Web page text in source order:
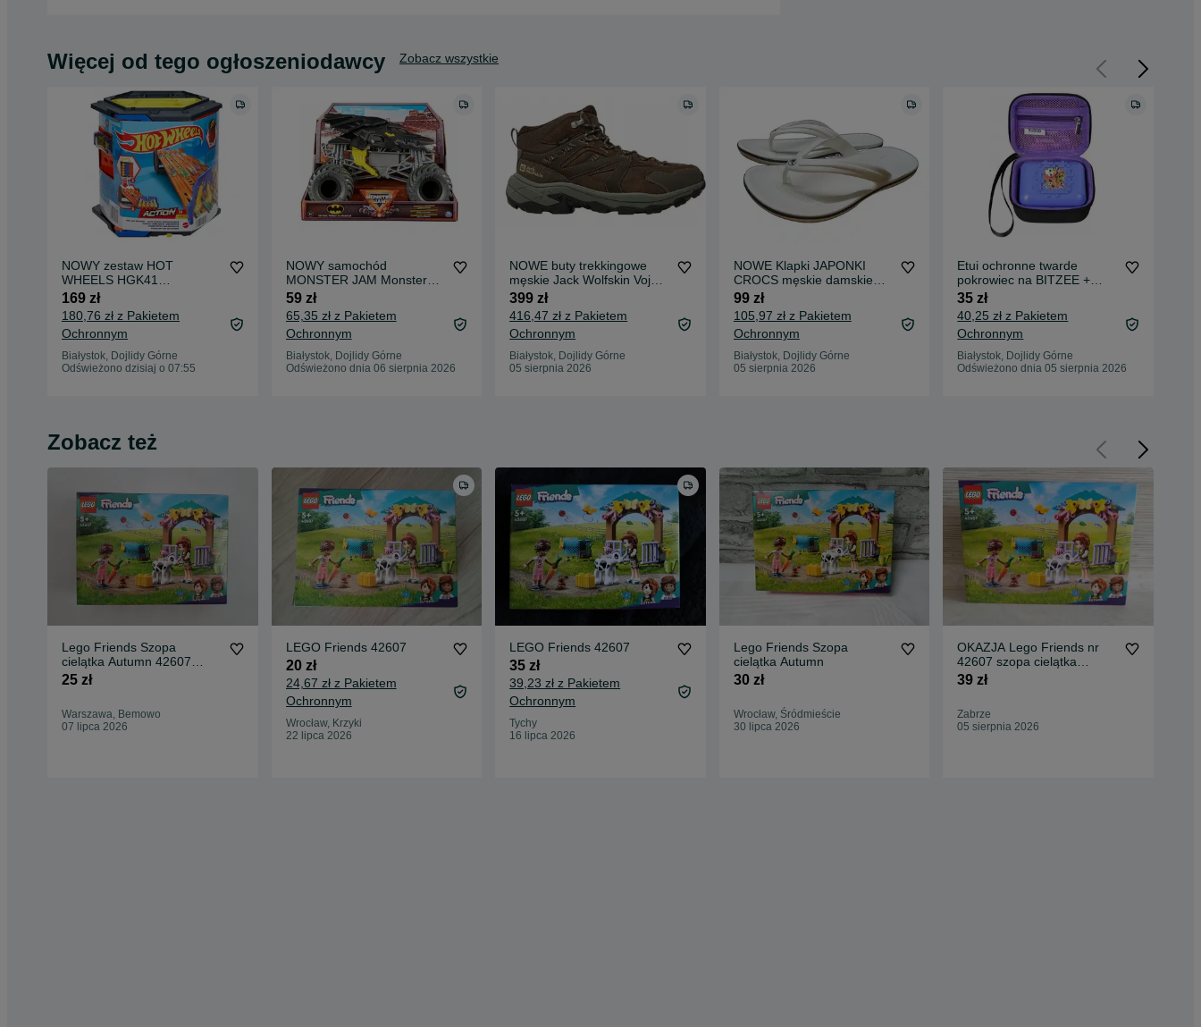
Więcej od tego ogłoszeniodawcy Zobacz wszystkie
NOWY zestaw HOT
WHEELS HGK41
Rozkładany 5-pasmowy tor
wyścigowy + autko MATTEL
169 zł
180,76 zł z Pakietem
Ochronnym
Białystok, Dojlidy Górne
Odświeżono dzisiaj o 07:55
NOWY samochód
MONSTER JAM Monster
Truck Batman Pojazd
terenowy 1:24
59 zł
65,35 zł z Pakietem
Ochronnym
Białystok, Dojlidy Górne
Odświeżono dnia 06 sierpnia 2026
NOWE buty trekkingowe
męskie Jack Wolfskin Vojo
Tour Texapore Mid r 41
399 zł
416,47 zł z Pakietem
Ochronnym
Białystok, Dojlidy Górne
05 sierpnia 2026
NOWE Klapki JAPONKI
CROCS męskie damskie
unisex na basen BIAŁE R
43/44
99 zł
105,97 zł z Pakietem
Ochronnym
Białystok, Dojlidy Górne
05 sierpnia 2026
Etui ochronne twarde
pokrowiec na BITZEE +
krótka smycz CZARNE
OSDUE
35 zł
40,25 zł z Pakietem
Ochronnym
Białystok, Dojlidy Górne
Odświeżono dnia 05 sierpnia 2026
Zobacz też
Lego Friends Szopa
cielątka Autumn 42607
Nieużywane
25 zł
Warszawa, Bemowo
07 lipca 2026
LEGO Friends 42607
20 zł
24,67 zł z Pakietem
Ochronnym
Wrocław, Krzyki
22 lipca 2026
LEGO Friends 42607
35 zł
39,23 zł z Pakietem
Ochronnym
Tychy
16 lipca 2026
Lego Friends Szopa
cielątka Autumn
30 zł
Wrocław, Śródmieście
30 lipca 2026
OKAZJA Lego Friends nr
42607 szopa cielątka
Autumn klocki Wysyłam
39 zł
Zabrze
05 sierpnia 2026